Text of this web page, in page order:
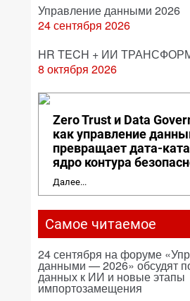
Управление данными 2026
24 сентября 2026
HR TECH + ИИ
8 октября 2026
Zero Trust и Data
как управление
превращает дата-
ядро контура
Далее...
Самое читаемое
24 сентября на форуме
данными — 2026» обсудят
данных к ИИ и новые этапы
импортозамещения